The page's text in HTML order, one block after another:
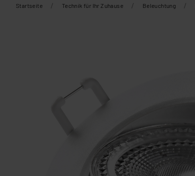
Startseite / Technik für Ihr Zuhause / Beleuchtung /